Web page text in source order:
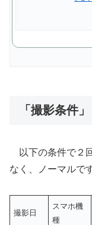
「撮影条件」
以下の条件で２
なく、ノーマルで
撮影日
スマホ機
種